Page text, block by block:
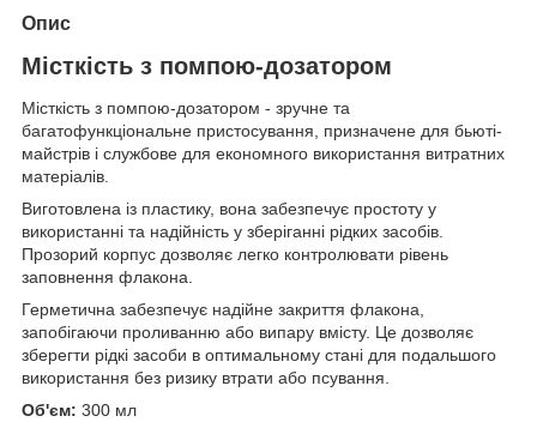
Опис
Місткість з помпою-дозатором
Місткість з помпою-дозатором - зручне та
багатофункціональне пристосування, призначене для бьюті-
майстрів і службове для економного використання витратних
матеріалів.
Виготовлена із пластику, вона забезпечує простоту у
використанні та надійність у зберіганні рідких засобів.
Прозорий корпус дозволяє легко контролювати рівень
заповнення флакона.
Герметична забезпечує надійне закриття флакона,
запобігаючи проливанню або випару вмісту. Це дозволяє
зберегти рідкі засоби в оптимальному стані для подальшого
використання без ризику втрати або псування.
Об'єм: 300 мл